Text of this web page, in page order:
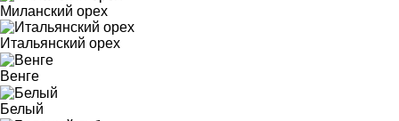
Миланский орех
Итальянский орех
Венге
Белый